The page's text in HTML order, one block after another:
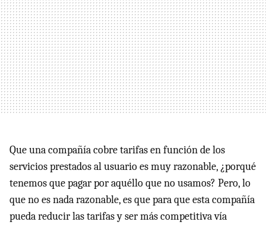
Que una compañía cobre tarifas en función de los
servicios prestados al usuario es muy razonable, ¿porqué
tenemos que pagar por aquéllo que no usamos? Pero, lo
que no es nada razonable, es que para que esta compañía
pueda reducir las tarifas y ser más competitiva vía